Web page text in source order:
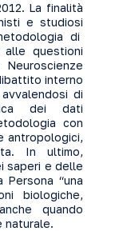
La finalità
e studiosi
di
alle questioni
interno
di
dei dati
con
antropologici,
In ultimo,
saperi e delle
Persona “una
biologiche,
quando
naturale.